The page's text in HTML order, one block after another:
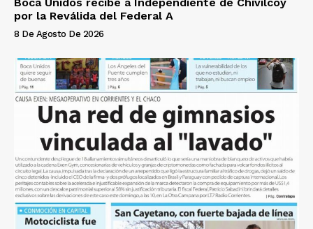
por la Reválida del Federal A
8 De Agosto De 2026